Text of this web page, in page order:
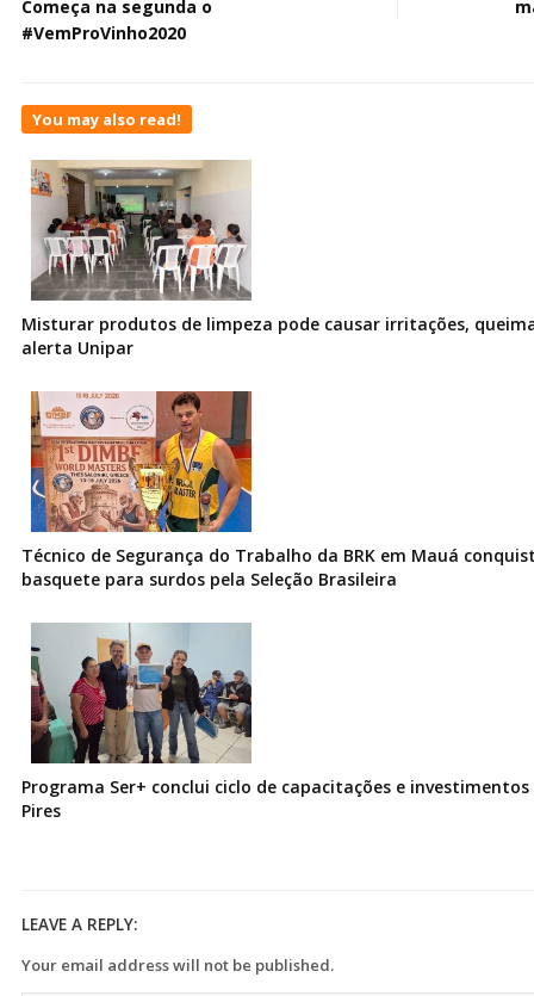
Começa na segunda o
#VemProVinho2020
You may also read!
Misturar produtos de limpeza pode causar irritações,
alerta Unipar
Técnico de Segurança do Trabalho da BRK em Mauá
basquete para surdos pela Seleção Brasileira
Programa Ser+ conclui ciclo de capacitações e
Pires
LEAVE A REPLY:
Your email address will not be published.